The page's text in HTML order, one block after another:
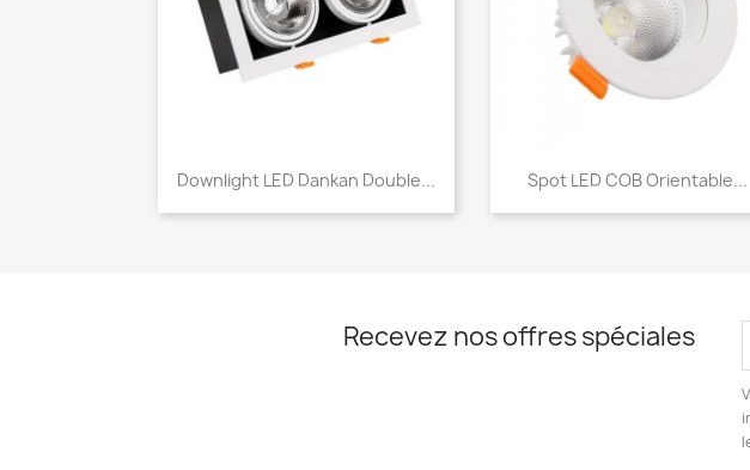
Aperçu rapide
Downlight LED Dankan Double... Aperçu rapide
Spot LED COB Orientable...
Recevez nos offres spéciales